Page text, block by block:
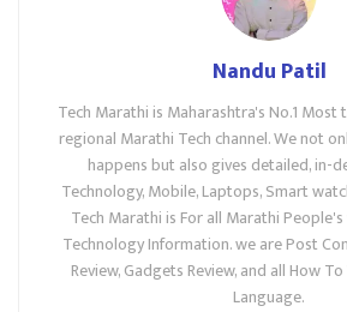
Nandu Patil
Tech Marathi is Maharashtra's No.1
regional Marathi Tech channel. We not
happens but also gives detailed, in-
Technology, Mobile, Laptops, Smart
Tech Marathi is For all Marathi
Technology Information. we are Post
Review, Gadgets Review, and all How
Language.